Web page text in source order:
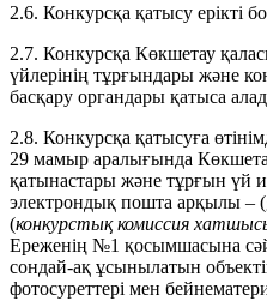
2.6. Конкурсқа қатысу ерікті
2.7. Конкурсқа Көкшетау
үйлерінің тұрғындары және
басқару органдары қатыса
2.8. Конкурсқа қатысуға
29 мамыр аралығында
қатынастары және тұрғын үй
электрондық пошта арқылы –
(конкурстық комиссия
Ереженің №1 қосымшасына
сондай-ақ ұсынылатын
фотосуреттері мен